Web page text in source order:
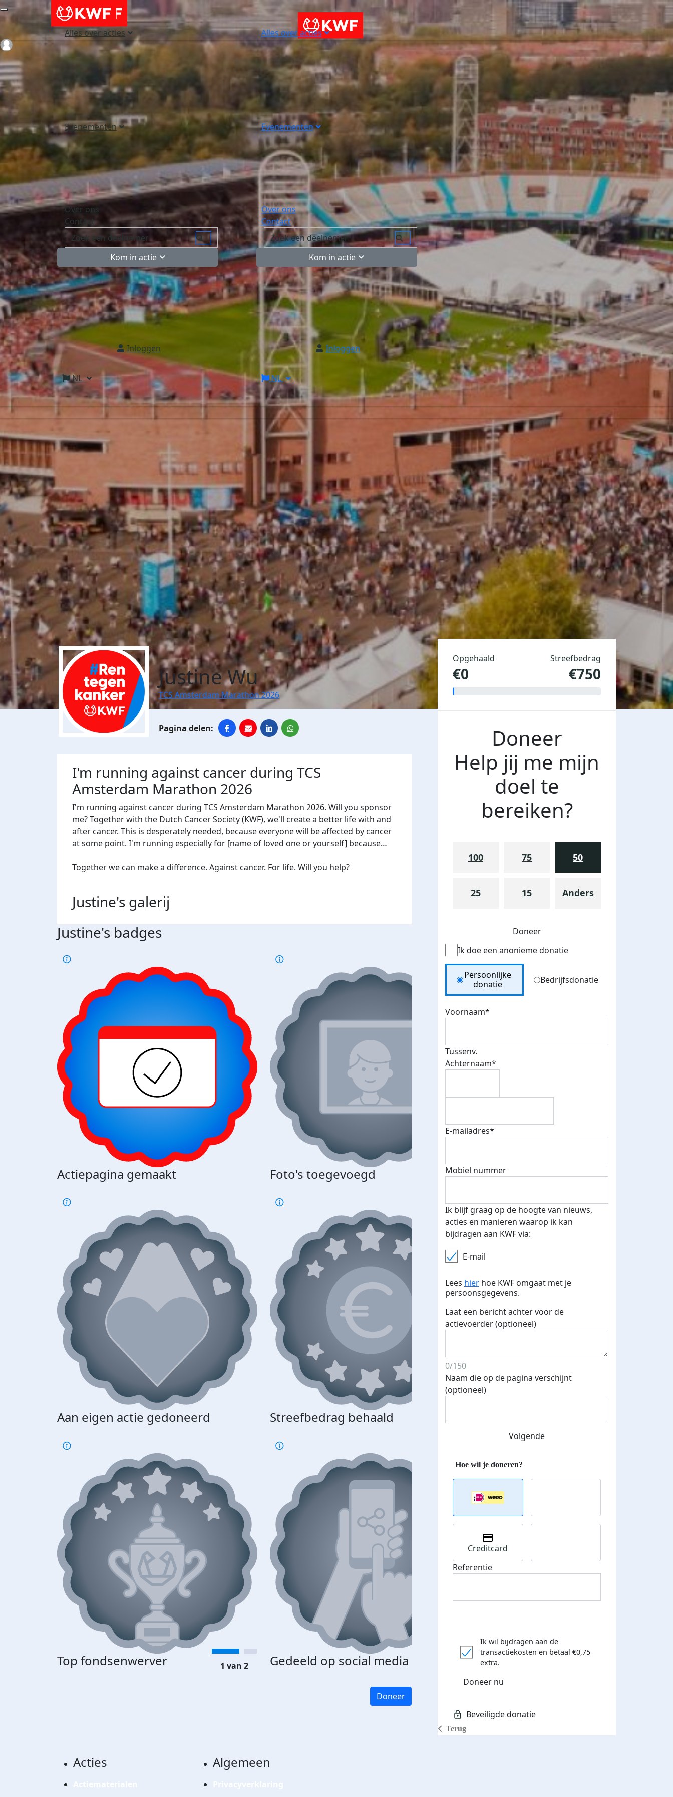
Alles over acties
Evenementen
Over ons
Contact
Kom in actie
Inloggen
NL
Alles over acties
Evenementen
Over ons
Contact
Kom in actie
Inloggen
NL
Login
Justine Wu
TCS Amsterdam Marathon 2026
I'm running against cancer during TCS
Amsterdam Marathon 2026
I'm running against cancer during TCS Amsterdam Marathon 2026. Will you sponsor
me? Together with the Dutch Cancer Society (KWF), we'll create a better life with and
after cancer. This is desperately needed, because everyone will be affected by cancer
at some point. I'm running especially for [name of loved one or yourself] because…
Together we can make a difference. Against cancer. For life. Will you help?
Justine's galerij
Justine's badges
Actiepagina gemaakt Foto's toegevoegd E-mails verstuurd
Aan eigen actie gedoneerd Streefbedrag behaald
Top fondsenwerver Gedeeld op social media Donateurs bedankt
€500 euro opgehaald: t-shirt
1 van 2
Doneer
Opgehaald
€0
Streefbedrag
€750
Doneer
Help jij me mijn
doel te
bereiken?
100 75 50
25 15 Anders
Doneer
Ik doe een anonieme donatie
Donation Type
Persoonlijke
donatie
Bedrijfsdonatie
Voornaam*
Tussenv.
Achternaam*
E-mailadres*
Mobiel nummer
Ik blijf graag op de hoogte van nieuws,
acties en manieren waarop ik kan
bijdragen aan KWF via:
E-mail
Lees hier hoe KWF omgaat met je
persoonsgegevens.
Laat een bericht achter voor de
actievoerder (optioneel)
0/150
Naam die op de pagina verschijnt
(optioneel)
Volgende
Terug
Creditcard
Referentie
Ik wil bijdragen aan de
transactiekosten en betaal €0,75
extra.
Doneer nu
Acties Algemeen